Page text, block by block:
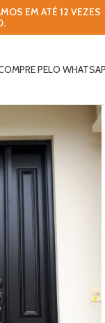
EM ATÉ 12 VEZES
PELO